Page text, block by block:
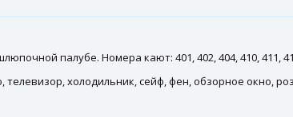
палубе. Номера кают: 401, 402, 404, 410, 411,
холодильник, сейф, фен, обзорное окно,